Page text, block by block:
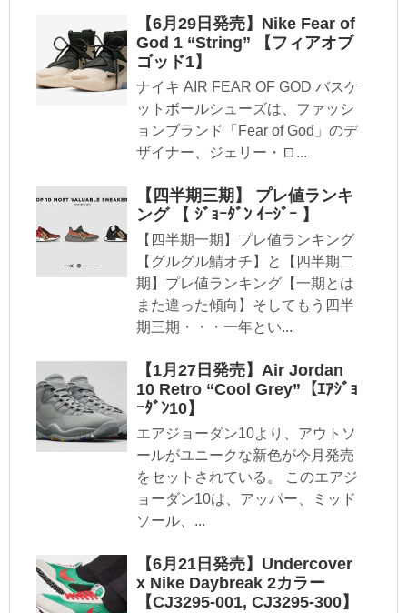
【6月29日発売】Nike Fear of
God 1 “String” 【フィアオブ
ゴッド1】
ナイキ AIR FEAR OF GOD バスケ
ットボールシューズは、ファッシ
ョンブランド「Fear of God」のデ
ザイナー、ジェリー・ロ...
【四半期三期】 プレ値ランキ
ング 【 ｼﾞｮｰﾀﾞﾝ ｲｰｼﾞｰ 】
【四半期一期】プレ値ランキング
【グルグル鯖オチ】と【四半期二
期】プレ値ランキング【一期とは
また違った傾向】そしてもう四半
期三期・・・一年とい...
【1月27日発売】Air Jordan
10 Retro “Cool Grey”【ｴｱｼﾞｮ
ｰﾀﾞﾝ10】
エアジョーダン10より、アウトソ
ールがユニークな新色が今月発売
をセットされている。 このエアジ
ョーダン10は、アッパー、ミッド
ソール、...
【6月21日発売】Undercover
x Nike Daybreak 2カラー
【CJ3295-001, CJ3295-300】